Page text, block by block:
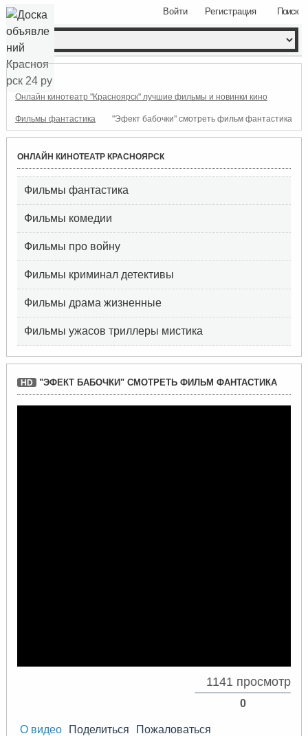
Поиск
Войти Регистрация
Онлайн кинотеатр "Красноярск" лучшие фильмы и новинки кино
Фильмы фантастика "Эфект бабочки" смотреть фильм фантастика
ОНЛАЙН КИНОТЕАТР КРАСНОЯРСК
Фильмы фантастика
Фильмы комедии
Фильмы про войну
Фильмы криминал детективы
Фильмы драма жизненные
Фильмы ужасов триллеры мистика
HD "ЭФЕКТ БАБОЧКИ" СМОТРЕТЬ ФИЛЬМ ФАНТАСТИКА
1141 просмотр
0
О видео Поделиться Пожаловаться